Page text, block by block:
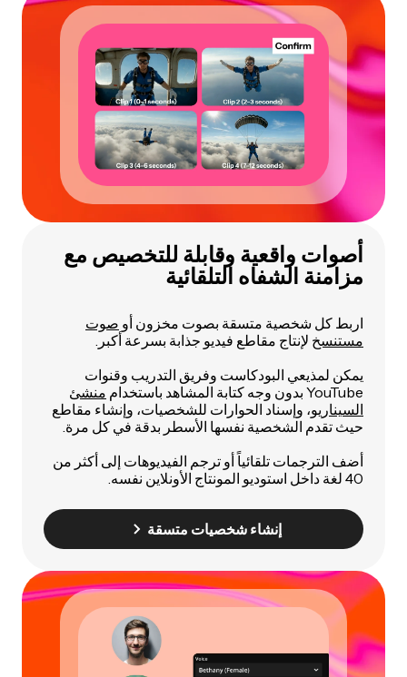
أصوات واقعية وقابلة للتخصيص مع
مزامنة الشفاه التلقائية
اربط كل شخصية متسقة بصوت مخزون أو صوت
مستنسخ لإنتاج مقاطع فيديو جذابة بسرعة أكبر.
يمكن لمذيعي البودكاست وفريق التدريب وقنوات
YouTube بدون وجه كتابة المشاهد باستخدام
منشئ
السيناريو، وإسناد الحوارات للشخصيات، وإنشاء مقاطع
حيث تقدم الشخصية نفسها الأسطر بدقة في كل مرة.
أضف الترجمات تلقائياً أو ترجم الفيديوهات إلى أكثر من
40 لغة داخل استوديو المونتاج الأونلاين نفسه.
إنشاء شخصيات متسقة